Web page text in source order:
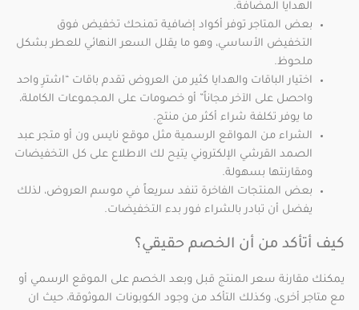
الهدايا المضافة.
بعض المتاجر توفر أكواد إضافية تمنحك تخفيض فوق
التخفيض الأساسي، وهو ما يقلل السعر النهائي للعطر بشكل
ملحوظ.
اختيار الباقات والهدايا كثير من العروض تقدم باقات “اشترِ واحد
واحصل على الآخر مجاناً” أو خصومات على المجموعات الكاملة،
ما يوفر تكلفة شراء أكثر من منتج.
الشراء من المواقع الرسمية مثل موقع نايس ون أو متجر عبد
الصمد القرشي الإلكتروني يتيح لك الاطلاع على كل التخفيضات
ومقارنتها بسهولة.
بعض المنتجات الفاخرة تنفد سريعاً في موسم العروض، لذلك
يفضل أن تبادر بالشراء فور بدء التخفيضات.
كيف أتأكد من أن الخصم حقيقي؟
يمكنك مقارنة سعر المنتج قبل وبعد الخصم على الموقع الرسمي أو
مع متاجر أخرى، وكذلك التأكد من وجود الكوبونات الموثوقة، حيث ان